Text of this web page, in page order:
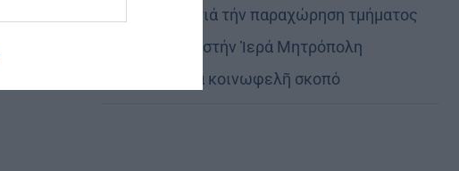
Εὐχαριστίες γιά τήν παραχώρηση τμήματος
στρατοπέδου στήν Ἱερά Μητρόπολη
Καστορίας γιά κοινωφελῆ σκοπό